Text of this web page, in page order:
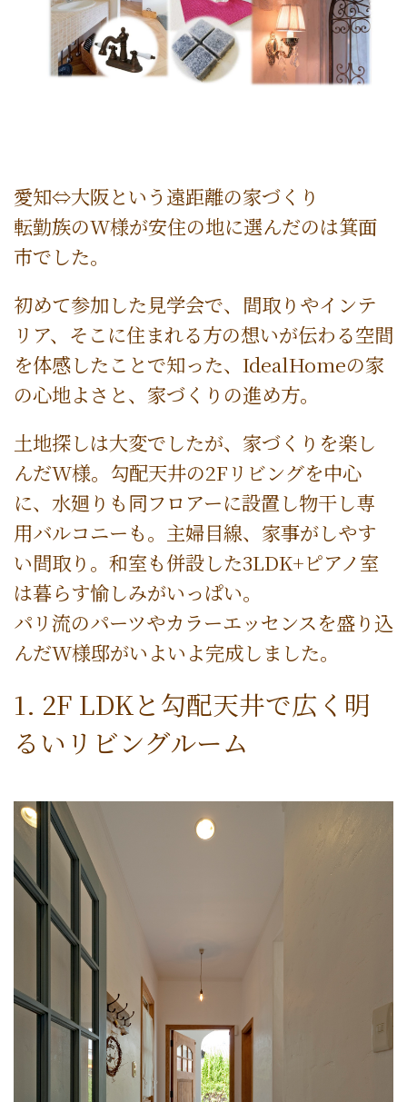
愛知⇔大阪という遠距離の家づくり
転勤族のW様が安住の地に選んだのは箕面
市でした。
初めて参加した見学会で、間取りやインテ
リア、そこに住まれる方の想いが伝わる空間
を体感したことで知った、IdealHomeの家
の心地よさと、家づくりの進め方。
土地探しは大変でしたが、家づくりを楽し
んだW様。勾配天井の2Fリビングを中心
に、水廻りも同フロアーに設置し物干し専
用バルコニーも。主婦目線、家事がしやす
い間取り。和室も併設した3LDK+ピアノ室
は暮らす愉しみがいっぱい。
パリ流のパーツやカラーエッセンスを盛り込
んだW様邸がいよいよ完成しました。
1. 2F LDKと勾配天井で広く明
るいリビングルーム